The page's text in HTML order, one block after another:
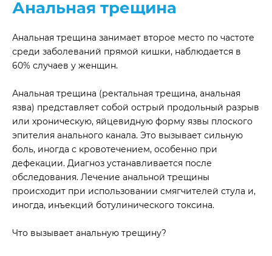
Анальная трещина
Анальная трещина занимает второе место по частоте
среди заболеваний прямой кишки, наблюдается в
60% случаев у женщин.
Анальная трещина (ректальная трещина, анальная
язва) представляет собой острый продольный разрыв
или хроническую, яйцевидную форму язвы плоского
эпителия анального канала. Это вызывает сильную
боль, иногда с кровотечением, особенно при
дефекации. Диагноз устанавливается после
обследования. Лечение анальной трещины
происходит при использовании смягчителей стула и,
иногда, инъекций ботулинического токсина.
Что вызывает анальную трещину?